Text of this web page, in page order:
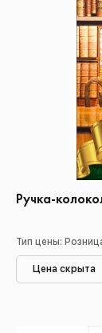
Ручка-
Тип цены:
Цена скрыта